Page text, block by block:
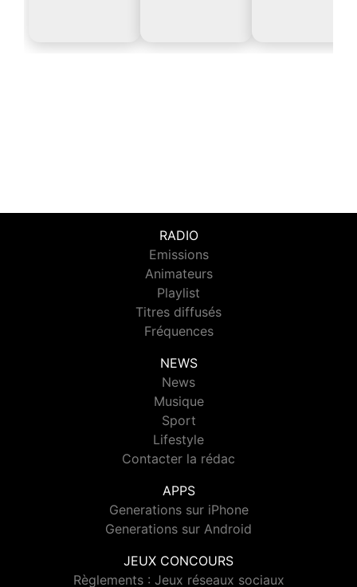
RADIO
Emissions
Animateurs
Playlist
Titres diffusés
Fréquences
NEWS
News
Musique
Sport
Lifestyle
Contacter la rédac
APPS
Generations sur iPhone
Generations sur Android
JEUX CONCOURS
Règlements : Jeux réseaux sociaux